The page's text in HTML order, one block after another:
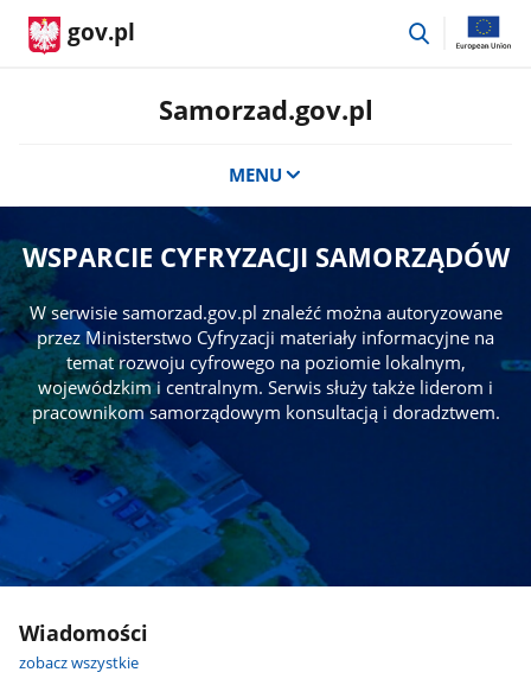
gov.pl
przejdź
Samorzad.gov.pl
MENU
WSPARCIE CYFRYZACJI SAMORZĄDÓW
W serwisie samorzad.gov.pl znaleźć można autoryzowane
przez Ministerstwo Cyfryzacji materiały informacyjne na
temat rozwoju cyfrowego na poziomie lokalnym,
wojewódzkim i centralnym. Serwis służy także liderom i
pracownikom samorządowym konsultacją i doradztwem.
Wiadomości
zobacz wszystkie